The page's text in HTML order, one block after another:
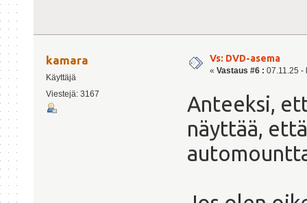
kamara
Käyttäjä
Viestejä: 3167
Vs: DVD-asema
« Vastaus #6 : 07.11.25 -
Anteeksi,
näyttää,